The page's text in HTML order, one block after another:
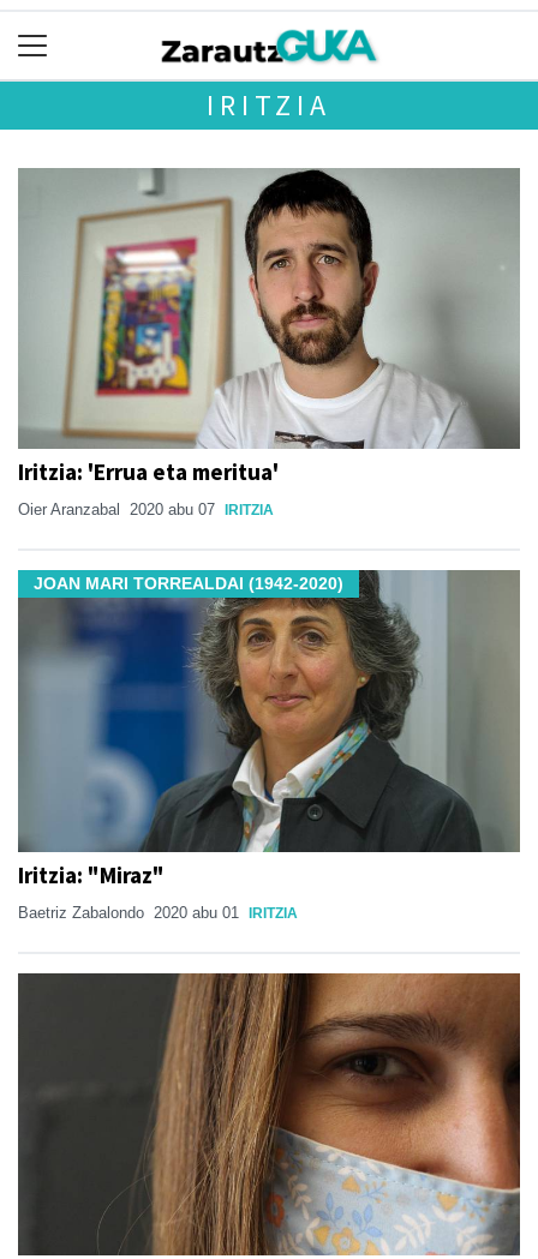
IRITZIA
Iritzia: 'Errua eta meritua'
Oier Aranzabal 2020 abu 07 IRITZIA
JOAN MARI TORREALDAI (1942-2020)
Iritzia: "Miraz"
Baetriz Zabalondo 2020 abu 01 IRITZIA